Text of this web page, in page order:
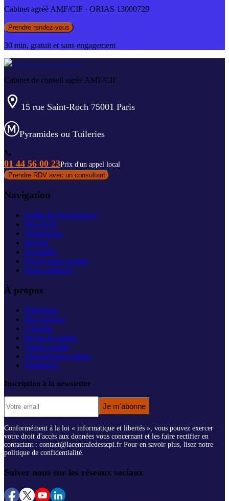
Cabinet agréé AMF/CIF · ORIAS 13000729
Prendre rendez-vous
30 min, gratuit et sans engagement
Cabinet de conseil agréé AMF/CIF
15 rue Saint-Roch 75001 Paris
Pyramides ou Tuileries
📞
01 44 56 00 23Prix d'un appel local
Prendre RDV avec un consultant
Navigation
Guide de l'investisseur
Nos SCPI
Simulateurs
Investir
Actualités
Ouvrir mon compte
Nous contacter
À propos
Historique
Nos services
L'équipe
Revue de presse
Charte qualité
Témoignages clients
Parrainage
Inscription à la newsletter
Je m'abonne
Conformément à la loi « informatique et libertés », vous pouvez exercer
votre droit d'accès aux données vous concernant et les faire rectifier en
contactant : contact@lacentraledesscpi.fr Pour en savoir plus, lisez notre
politique de confidentialité.
Suivez nous sur les réseaux sociaux